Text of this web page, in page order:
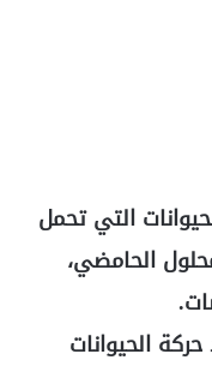
التي تحمل
الحامضي،
الحيوانات